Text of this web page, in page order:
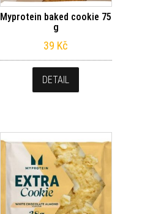
Myprotein baked cookie 75
g
39 Kč
DETAIL